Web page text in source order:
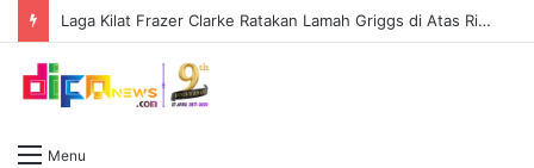
Laga Kilat Frazer Clarke Ratakan Lamah Griggs di Atas Ring First Direct Arena
Menu